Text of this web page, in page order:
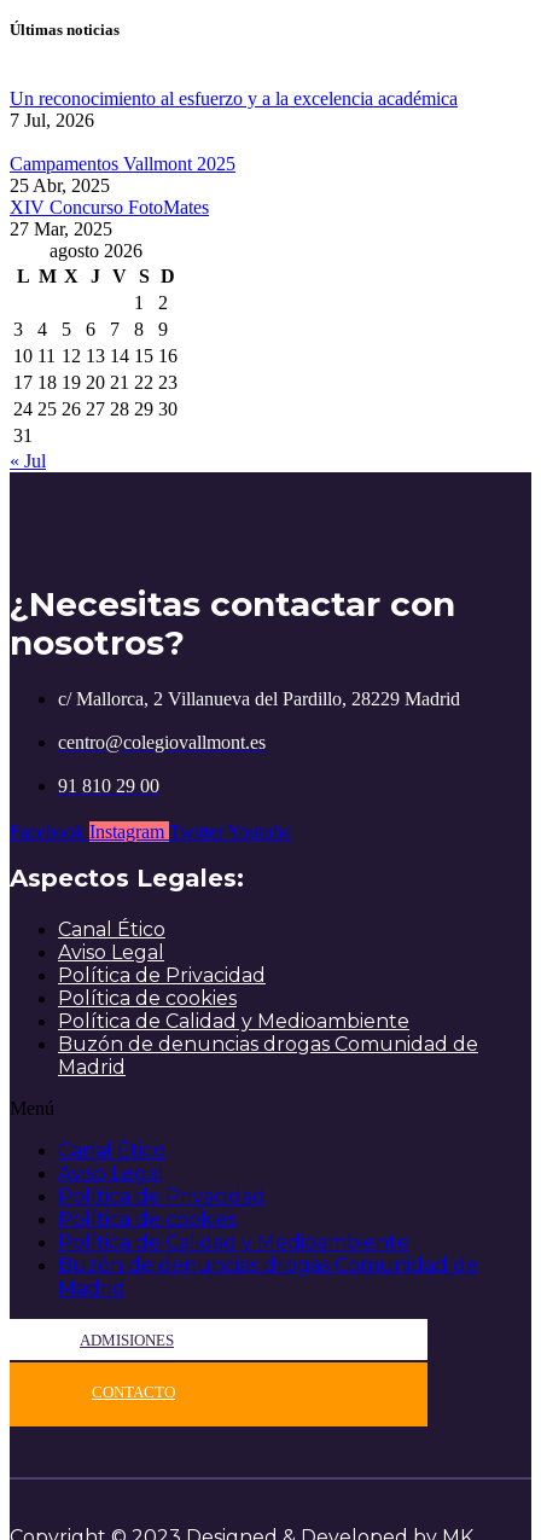
Últimas noticias
Un reconocimiento al esfuerzo y a la excelencia académica
7 Jul, 2026
Campamentos Vallmont 2025
25 Abr, 2025
XIV Concurso FotoMates
27 Mar, 2025
agosto 2026
L M X J V S D
1
2
3
4 5 6 7 8
9
10 11 12 13 14 15 16
17 18 19 20 21 22 23
24 25 26 27 28 29 30
31
« Jul
¿Necesitas contactar con
nosotros?
c/ Mallorca, 2 Villanueva del Pardillo, 28229 Madrid
centro@colegiovallmont.es
91 810 29 00
Facebook Instagram TwitterYoutube
Aspectos Legales:
Canal Ético
Aviso Legal
Política de Privacidad
Política de cookies
Política de Calidad y Medioambiente
Buzón de denuncias drogas Comunidad de
Madrid
Menú
Canal Ético
Aviso Legal
Política de Privacidad
Política de cookies
Política de Calidad y Medioambiente
Buzón de denuncias drogas Comunidad de
Madrid
ADMISIONES
CONTACTO